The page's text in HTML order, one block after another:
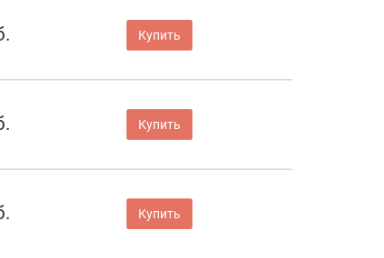
Купить
Купить
Купить